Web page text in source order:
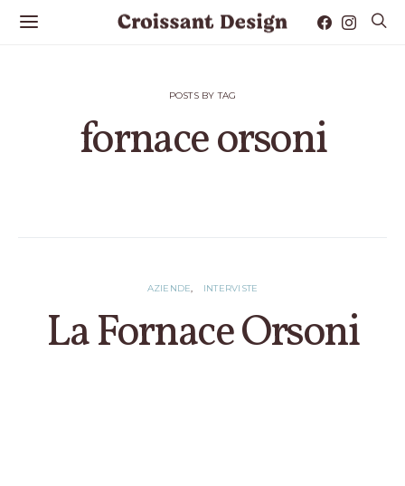
POSTS BY TAG
fornace orsoni
AZIENDE INTERVISTE
La Fornace Orsoni